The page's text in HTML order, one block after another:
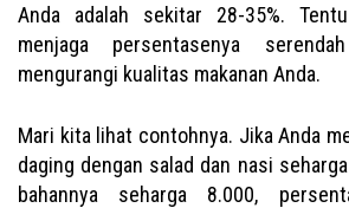
Anda adalah sekitar 28-35%.
menjaga persentasenya
mengurangi kualitas makanan Anda.
Mari kita lihat contohnya. Jika Anda
daging dengan salad dan nasi
bahannya seharga 8.000,